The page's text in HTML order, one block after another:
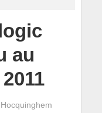
au